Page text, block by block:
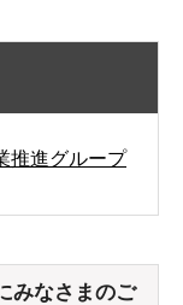
推進グループ
みなさまのご